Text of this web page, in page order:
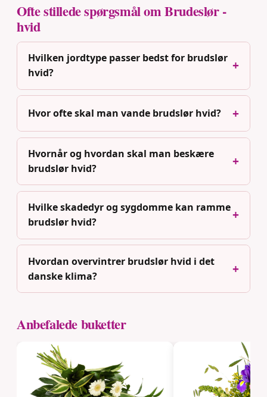
Ofte stillede spørgsmål om Brudeslør -
hvid
Hvilken jordtype passer bedst for brudslør
hvid?
Hvor ofte skal man vande brudslør hvid?
Hvornår og hvordan skal man beskære
brudslør hvid?
Hvilke skadedyr og sygdomme kan ramme
brudslør hvid?
Hvordan overvintrer brudslør hvid i det
danske klima?
Anbefalede buketter